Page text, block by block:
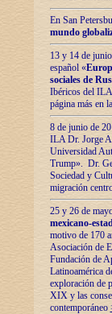
En San
mundo
13 y 14 de
español «
sociales de
Ibéricos del ILA
página más en
8 de junio de
ILA Dr. Jorge
Universidad
Trump». Dr.
Sociedad y
migración
25 y 26 de
mexicano-
motivo de 170
Asociación de
Fundación de
Latinoamérica
exploración de
XIX y las
contemporáneo